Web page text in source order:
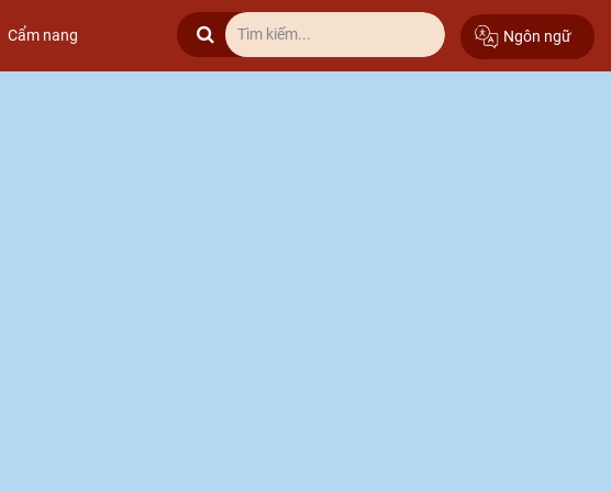
Cẩm nang Ngôn ngữ